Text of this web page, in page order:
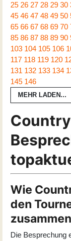
25 26 27 28 29 30
45 46 47 48 49 50
65 66 67 68 69 70
85 86 87 88 89 90
103 104 105 106
117 118 119 120
131 132 133 134
145 146
MEHR LADEN...
Wie
den
Die Besprechung